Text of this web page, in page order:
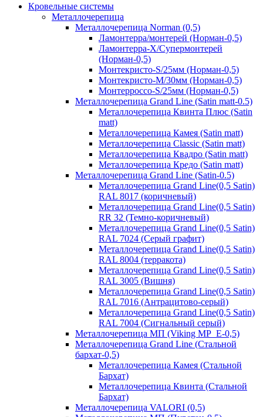
Кровельные системы
Металлочерепица
Металлочерепица Norman (0,5)
Ламонтерра/монтерей (Норман-0,5)
Ламонтерра-Х/Супермонтерей
(Норман-0,5)
Монтекристо-S/25мм (Норман-0,5)
Монтекристо-M/30мм (Норман-0,5)
Монтерроссо-S/25мм (Норман-0,5)
Металлочерепица Grand Line (Satin matt-0.5)
Металлочерепица Квинта Плюс (Satin
matt)
Металлочерепица Камея (Satin matt)
Металлочерепица Classic (Satin matt)
Металлочерепица Квадро (Satin matt)
Металлочерепица Кредо (Satin matt)
Металлочерепица Grand Line (Satin-0.5)
Металлочерепица Grand Line(0,5 Satin)
RAL 8017 (коричневый)
Металлочерепица Grand Line(0,5 Satin)
RR 32 (Темно-коричневый)
Металлочерепица Grand Line(0,5 Satin)
RAL 7024 (Серый графит)
Металлочерепица Grand Line(0,5 Satin)
RAL 8004 (терракота)
Металлочерепица Grand Line(0,5 Satin)
RAL 3005 (Вишня)
Металлочерепица Grand Line(0,5 Satin)
RAL 7016 (Антрацитово-серый)
Металлочерепица Grand Line(0,5 Satin)
RAL 7004 (Сигнальный серый)
Металлочерепица МП (Viking MP_E-0,5)
Металлочерепица Grand Line (Стальной
бархат-0,5)
Металлочерепица Камея (Стальной
Бархат)
Металлочерепица Квинта (Стальной
Бархат)
Металлочерепица VALORI (0,5)